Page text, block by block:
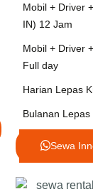
Mobil + Driver
IN) 12 Jam
Mobil + Driver
Full day
Harian Lepas
Bulanan Lepas
Sewa